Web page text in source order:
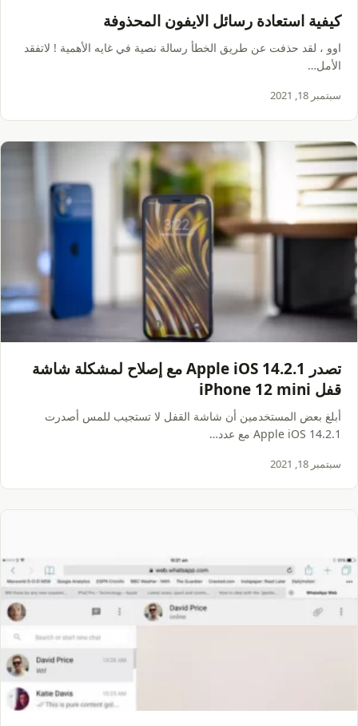
كيفية استعادة رسائل الايفون المحذوفة
اوو ، لقد حذفت عن طريق الخطأ رسالة نصية في غايه الأهمية ! لاتفقد
الأمل…
سبتمبر 18, 2021
تصدر Apple iOS 14.2.1 مع إصلاح لمشكلة شاشة
قفل iPhone 12 mini
أبلغ بعض المستخدمين أن شاشة القفل لا تستجيب للمس أصدرت
Apple iOS 14.2.1 مع عدد…
سبتمبر 18, 2021